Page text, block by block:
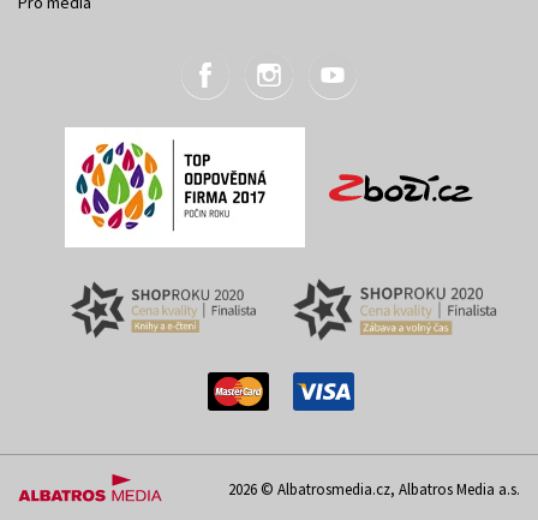
2026 © Albatrosmedia.cz, Albatros Media a.s.